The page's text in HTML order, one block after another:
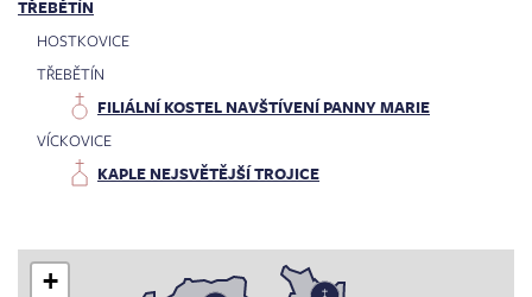
TŘEBĚTÍN
HOSTKOVICE
TŘEBĚTÍN
FILIÁLNÍ KOSTEL NAVŠTÍVENÍ PANNY MARIE
VÍCKOVICE
KAPLE NEJSVĚTĚJŠÍ TROJICE
+